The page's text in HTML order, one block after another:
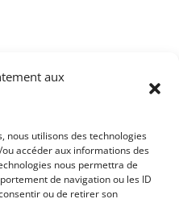
aux
nous utilisons des technologies
accéder aux informations des
nous permettra de
de navigation ou les ID
ou de retirer son